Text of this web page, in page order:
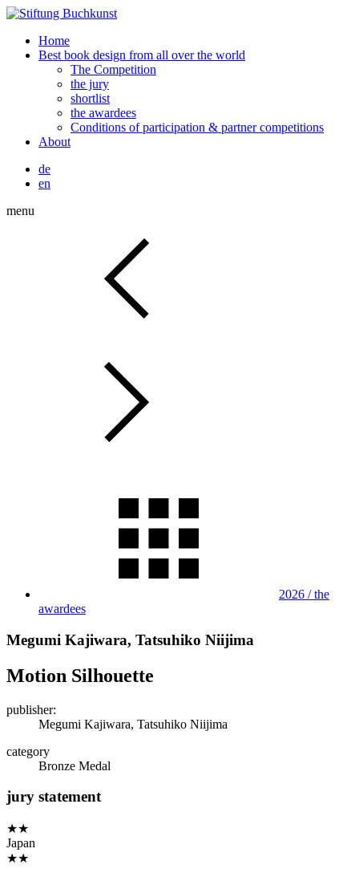
Home
Best book design from all over the world
The Competition
the jury
shortlist
the awardees
Conditions of participation & partner competitions
About
de
en
menu
2026 / the
awardees
Megumi Kajiwara, Tatsuhiko Niijima
Motion Silhouette
publisher:
Megumi Kajiwara, Tatsuhiko Niijima
category
Bronze Medal
jury statement
★★
Japan
★★